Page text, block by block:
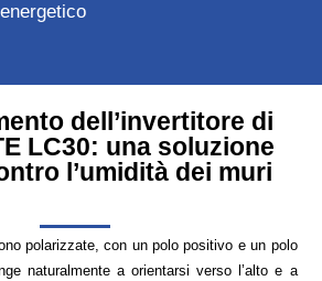
dell’invertitore di
LC30: una soluzione
l’umidità dei muri
polarizzate, con un polo positivo e un polo
naturalmente a orientarsi verso l’alto e a